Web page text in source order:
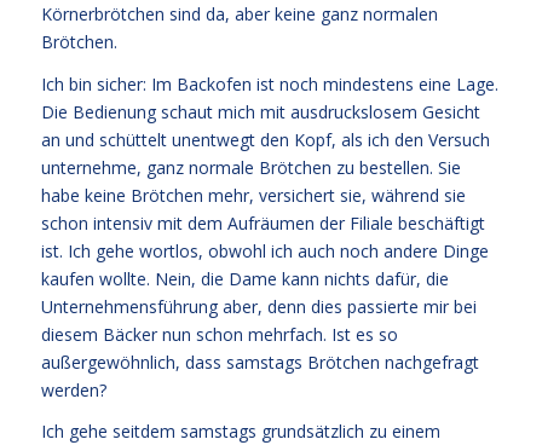
Körnerbrötchen sind da, aber keine ganz normalen
Brötchen.
Ich bin sicher: Im Backofen ist noch mindestens eine Lage.
Die Bedienung schaut mich mit ausdruckslosem Gesicht
an und schüttelt unentwegt den Kopf, als ich den Versuch
unternehme, ganz normale Brötchen zu bestellen. Sie
habe keine Brötchen mehr, versichert sie, während sie
schon intensiv mit dem Aufräumen der Filiale beschäftigt
ist. Ich gehe wortlos, obwohl ich auch noch andere Dinge
kaufen wollte. Nein, die Dame kann nichts dafür, die
Unternehmensführung aber, denn dies passierte mir bei
diesem Bäcker nun schon mehrfach. Ist es so
außergewöhnlich, dass samstags Brötchen nachgefragt
werden?
Ich gehe seitdem samstags grundsätzlich zu einem